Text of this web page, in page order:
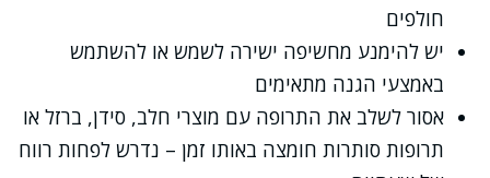
חולפים
יש להימנע מחשיפה ישירה לשמש או להשתמש
באמצעי הגנה מתאימים
אסור לשלב את התרופה עם מוצרי חלב, סידן, ברזל או
תרופות סותרות חומצה באותו זמן – נדרש לפחות רווח